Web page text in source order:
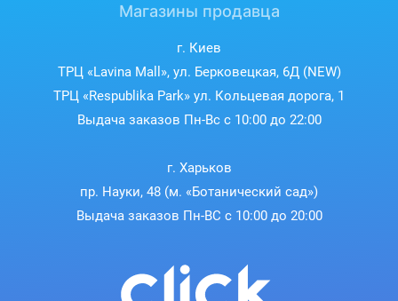
Магазины продавца
г. Киев
ТРЦ «Lavina Mall», ул. Берковецкая, 6Д (NEW)
ТРЦ «Respublika Park» ул. Кольцевая дорога, 1
Выдача заказов Пн-Вс с 10:00 до 22:00
г. Харьков
пр. Науки, 48 (м. «Ботанический сад»)
Выдача заказов Пн-ВС с 10:00 до 20:00